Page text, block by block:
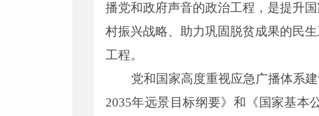
播党和政府声音的政治工程，是提升
村振兴战略、助力巩固脱贫成果的民
工程。
党和国家高度重视应急广播体系
2035年远景目标纲要》和《国家基本